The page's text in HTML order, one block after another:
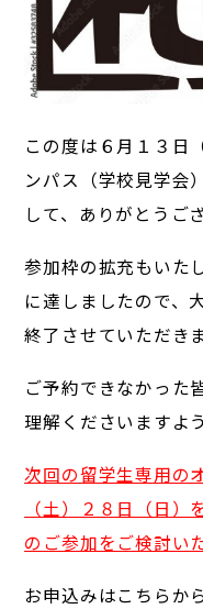
この度は６月１３日
ンパス（学校見学会
して、ありがとうご
参加枠の拡充もいた
に達しましたので、
終了させていただき
ご予約できなかった
理解くださいますよ
次回の留学生専用の
（土）２８日（日
のご参加をご検討い
お申込みはこちら